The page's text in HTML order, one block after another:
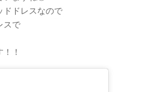
ドドレスなので
スで
！